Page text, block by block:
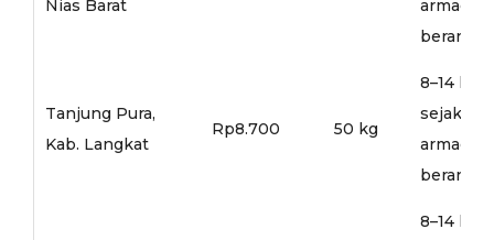
Nias Barat
armada
Tanjung Pura,
Kab. Langkat
Rp8.700 50 kg
8–14 hari
sejak
armada
8–14 hari